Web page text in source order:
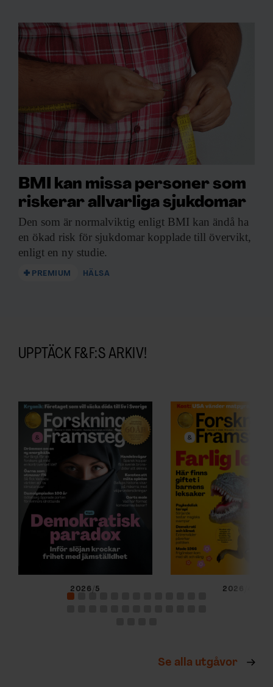
BMI kan missa personer som
riskerar allvarliga sjukdomar
Den som är normalviktig enligt BMI kan ändå ha
en ökad risk för sjukdomar kopplade till övervikt,
enligt en ny studie.
PREMIUM HÄLSA
UPPTÄCK F&F:S ARKIV!
2026/5 2026/4
Se alla utgåvor